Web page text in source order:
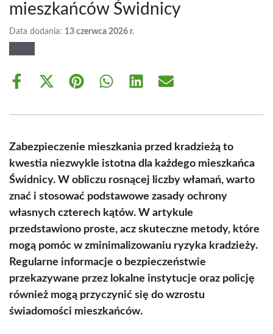
mieszkańców Świdnicy
Data dodania: 13 czerwca 2026 r.
Share
Share
(Twitter)
Share Share Share Share
Zabezpieczenie mieszkania przed kradzieżą to
kwestia niezwykle istotna dla każdego mieszkańca
Świdnicy. W obliczu rosnącej liczby włamań, warto
znać i stosować podstawowe zasady ochrony
własnych czterech kątów. W artykule
przedstawiono proste, acz skuteczne metody, które
mogą pomóc w zminimalizowaniu ryzyka kradzieży.
Regularne informacje o bezpieczeństwie
przekazywane przez lokalne instytucje oraz policję
również mogą przyczynić się do wzrostu
świadomości mieszkańców.